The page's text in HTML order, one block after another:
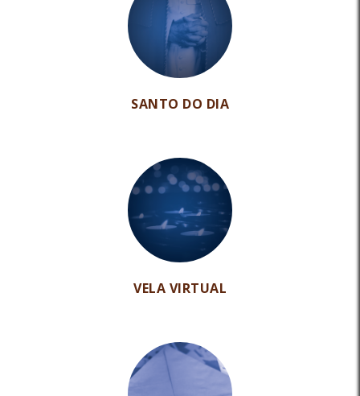
SANTO DO DIA
VELA VIRTUAL